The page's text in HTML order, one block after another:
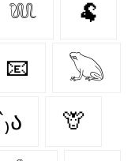
𓆚 🐏
📧 𓆏
🦒